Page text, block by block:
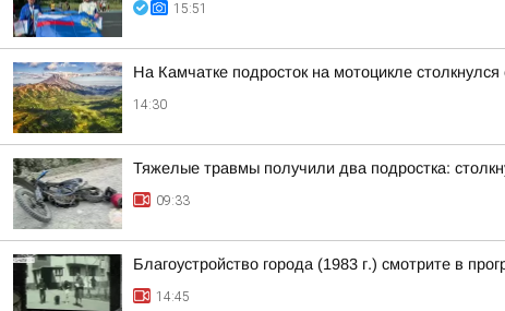
15:51
На Камчатке подросток на мотоцикле столкнулся
14:30
Тяжелые травмы получили два подростка:
09:33
Благоустройство города (1983 г.) смотрите в
14:45